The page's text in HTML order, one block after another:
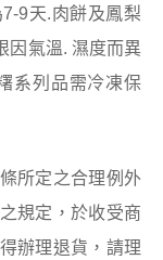
9天.肉餅及鳳梨
因氣溫. 濕度而異
系列品需冷凍保
所定之合理例外
規定，於收受商
辦理退貨，請理